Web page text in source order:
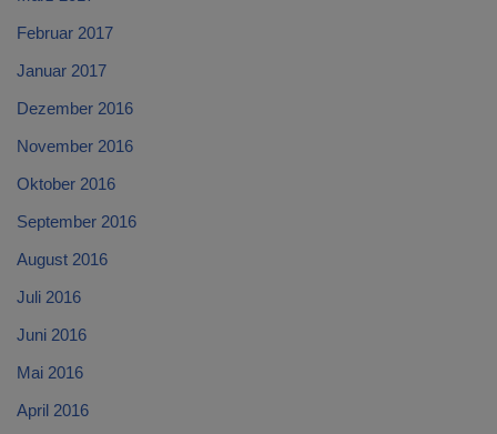
Februar 2017
Januar 2017
Dezember 2016
November 2016
Oktober 2016
September 2016
August 2016
Juli 2016
Juni 2016
Mai 2016
April 2016